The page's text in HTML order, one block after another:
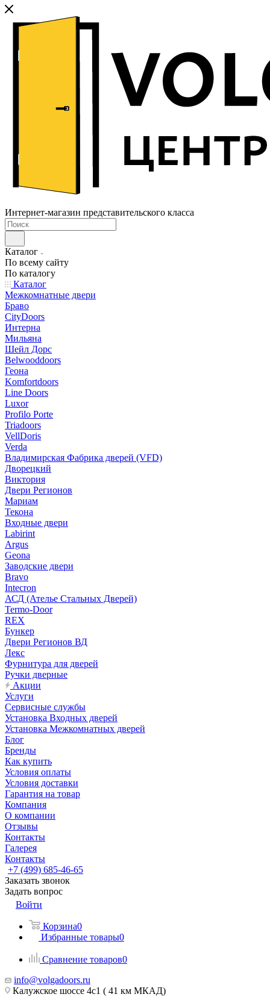
Интернет-магазин представительского класса
Каталог
По всему сайту
По каталогу
Каталог
Межкомнатные двери
Браво
CityDoors
Интерна
Мильяна
Шейл Дорс
Belwooddoors
Геона
Komfortdoors
Line Doors
Luxor
Profilo Porte
Triadoors
VellDoris
Verda
Владимирская Фабрика дверей (VFD)
Дворецкий
Виктория
Двери Регионов
Мариам
Текона
Входные двери
Labirint
Argus
Geona
Заводские двери
Bravo
Intecron
АСД (Ателье Стальных Дверей)
Termo-Door
REX
Бункер
Двери Регионов ВД
Лекс
Фурнитура для дверей
Ручки дверные
Акции
Услуги
Сервисные службы
Установка Входных дверей
Установка Межкомнатных дверей
Блог
Бренды
Как купить
Условия оплаты
Условия доставки
Гарантия на товар
Компания
О компании
Отзывы
Контакты
Галерея
Контакты
+7 (499) 685-46-65
Заказать звонок
Задать вопрос
Войти
Корзина0
Избранные товары0
Сравнение товаров0
info@volgadoors.ru
Калужское шоссе 4с1 ( 41 км МКАД)